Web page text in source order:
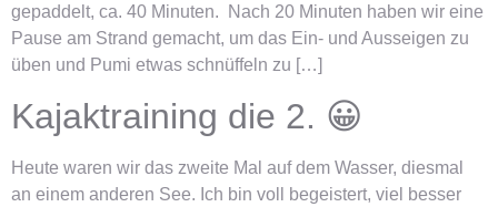
gepaddelt, ca. 40 Minuten. Nach 20 Minuten haben wir eine
Pause am Strand gemacht, um das Ein- und Ausseigen zu
üben und Pumi etwas schnüffeln zu […]
Kajaktraining die 2. 😀
Heute waren wir das zweite Mal auf dem Wasser, diesmal
an einem anderen See. Ich bin voll begeistert, viel besser